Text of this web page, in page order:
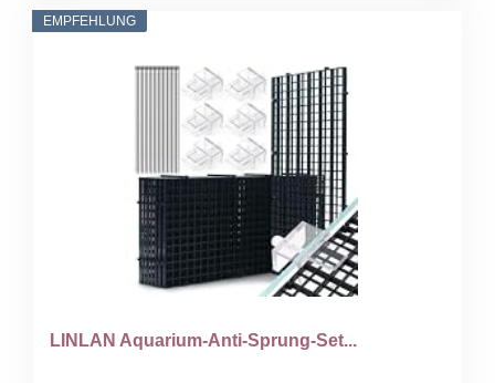
EMPFEHLUNG
LINLAN Aquarium-Anti-Sprung-Set...